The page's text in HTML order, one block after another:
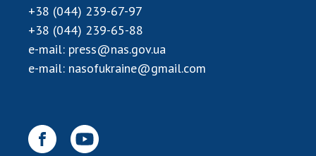
+38 (044) 239-67-97
+38 (044) 239-65-88
e-mail: press@nas.gov.ua
e-mail: nasofukraine@gmail.com